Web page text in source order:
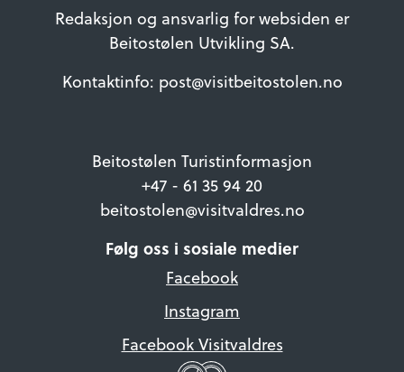
Redaksjon og ansvarlig for websiden er
Beitostølen Utvikling SA.
Kontaktinfo: post@visitbeitostolen.no
Beitostølen Turistinformasjon
+47 - 61 35 94 20
beitostolen@visitvaldres.no
Følg oss i sosiale medier
Facebook
Instagram
Facebook Visitvaldres